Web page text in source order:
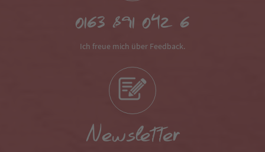
0163 891 042 6
Ich freue mich über Feedback.
Newsletter